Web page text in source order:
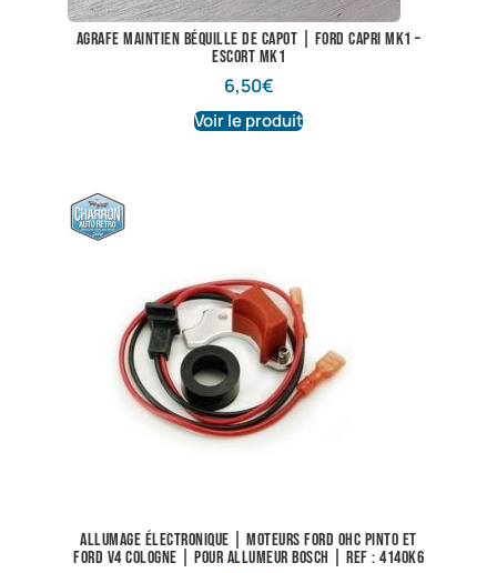
Agrafe maintien béquille de capot | Ford Capri Mk1 –
Escort Mk1
6,50€
Voir le produit
Allumage électronique | Moteurs Ford OHC Pinto et
Ford V4 Cologne | Pour allumeur Bosch | Ref : 4140K6